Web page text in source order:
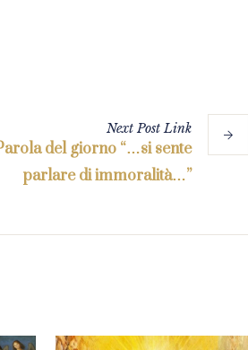
NextPostLink
del giorno “…si sente
parlare di immoralità…”